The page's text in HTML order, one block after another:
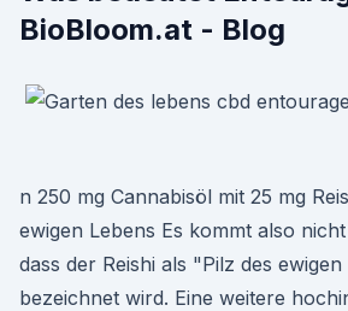
BioBloom.at - Blog
n 250 mg Cannabisöl mit 25 mg
ewigen Lebens Es kommt also
dass der Reishi als "Pilz des
bezeichnet wird. Eine weitere